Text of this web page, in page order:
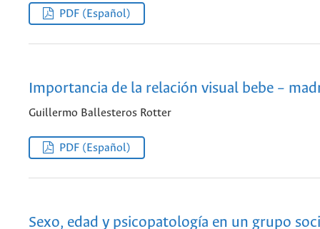
PDF (Español)
Importancia de la relación visual bebe –
Guillermo Ballesteros Rotter
PDF (Español)
Sexo, edad y psicopatología en un grupo